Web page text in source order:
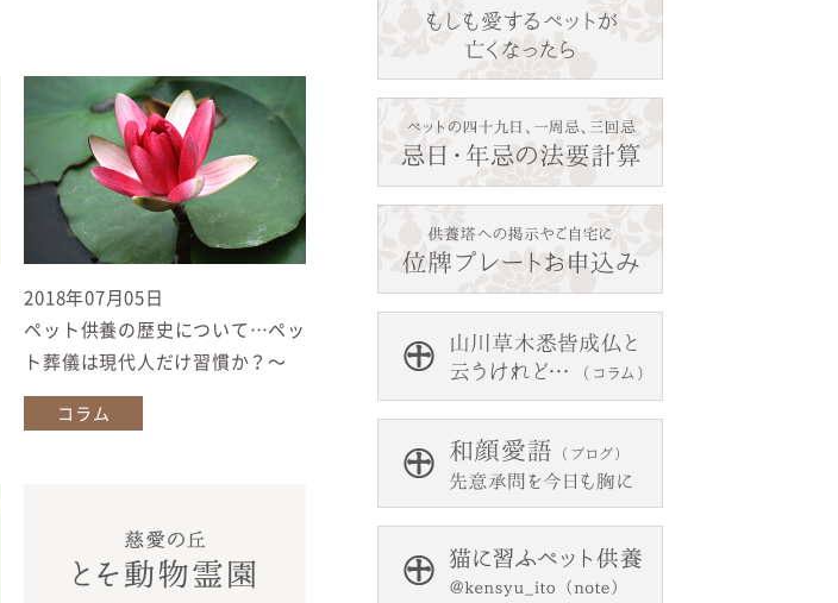
2018年07月05日
ペット供養の歴史について…ペッ
ト葬儀は現代人だけ習慣か？〜
コラム